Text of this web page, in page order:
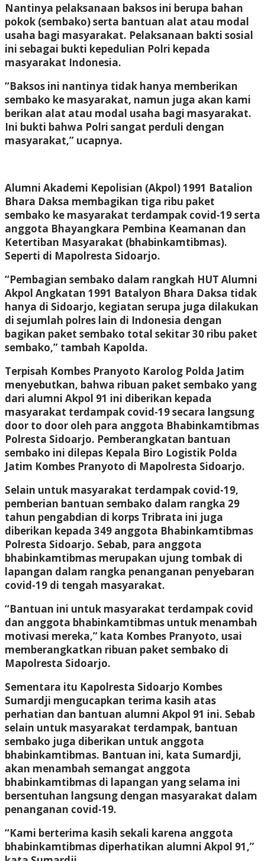
Nantinya pelaksanaan baksos ini berupa bahan
pokok (sembako) serta bantuan alat atau modal
usaha bagi masyarakat. Pelaksanaan bakti sosial
ini sebagai bukti kepedulian Polri kepada
masyarakat Indonesia.
“Baksos ini nantinya tidak hanya memberikan
sembako ke masyarakat, namun juga akan kami
berikan alat atau modal usaha bagi masyarakat.
Ini bukti bahwa Polri sangat perduli dengan
masyarakat,” ucapnya.
Alumni Akademi Kepolisian (Akpol) 1991 Batalion
Bhara Daksa membagikan tiga ribu paket
sembako ke masyarakat terdampak covid-19 serta
anggota Bhayangkara Pembina Keamanan dan
Ketertiban Masyarakat (bhabinkamtibmas).
Seperti di Mapolresta Sidoarjo.
“Pembagian sembako dalam rangkah HUT Alumni
Akpol Angkatan 1991 Batalyon Bhara Daksa tidak
hanya di Sidoarjo, kegiatan serupa juga dilakukan
di sejumlah polres lain di Indonesia dengan
bagikan paket sembako total sekitar 30 ribu paket
sembako,” tambah Kapolda.
Terpisah Kombes Pranyoto Karolog Polda Jatim
menyebutkan, bahwa ribuan paket sembako yang
dari alumni Akpol 91 ini diberikan kepada
masyarakat terdampak covid-19 secara langsung
door to door oleh para anggota Bhabinkamtibmas
Polresta Sidoarjo. Pemberangkatan bantuan
sembako ini dilepas Kepala Biro Logistik Polda
Jatim Kombes Pranyoto di Mapolresta Sidoarjo.
Selain untuk masyarakat terdampak covid-19,
pemberian bantuan sembako dalam rangka 29
tahun pengabdian di korps Tribrata ini juga
diberikan kepada 349 anggota Bhabinkamtibmas
Polresta Sidoarjo. Sebab, para anggota
bhabinkamtibmas merupakan ujung tombak di
lapangan dalam rangka penanganan penyebaran
covid-19 di tengah masyarakat.
“Bantuan ini untuk masyarakat terdampak covid
dan anggota bhabinkamtibmas untuk menambah
motivasi mereka,” kata Kombes Pranyoto, usai
memberangkatkan ribuan paket sembako di
Mapolresta Sidoarjo.
Sementara itu Kapolresta Sidoarjo Kombes
Sumardji mengucapkan terima kasih atas
perhatian dan bantuan alumni Akpol 91 ini. Sebab
selain untuk masyarakat terdampak, bantuan
sembako juga diberikan untuk anggota
bhabinkamtibmas. Bantuan ini, kata Sumardji,
akan menambah semangat anggota
bhabinkamtibmas di lapangan yang selama ini
bersentuhan langsung dengan masyarakat dalam
penanganan covid-19.
“Kami berterima kasih sekali karena anggota
bhabinkamtibmas diperhatikan alumni Akpol 91,”